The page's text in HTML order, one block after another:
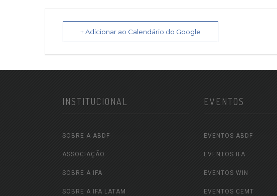
+ Adicionar ao Calendário do Google
INSTITUCIONAL
SOBRE A ABDF
ASSOCIAÇÃO
SOBRE A IFA
SOBRE A IFA LATAM
EVENTOS
EVENTOS ABDF
EVENTOS IFA
EVENTOS WIN
EVENTOS CEMT